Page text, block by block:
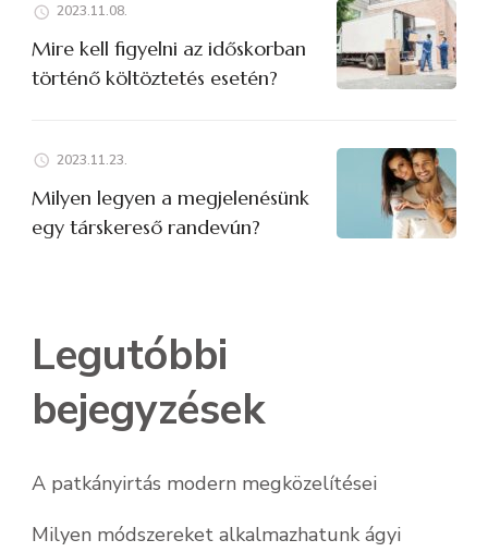
2023.11.08.
Mire kell figyelni az időskorban
történő költöztetés esetén?
2023.11.23.
Milyen legyen a megjelenésünk
egy társkereső randevún?
Legutóbbi
bejegyzések
A patkányirtás modern megközelítései
Milyen módszereket alkalmazhatunk ágyi